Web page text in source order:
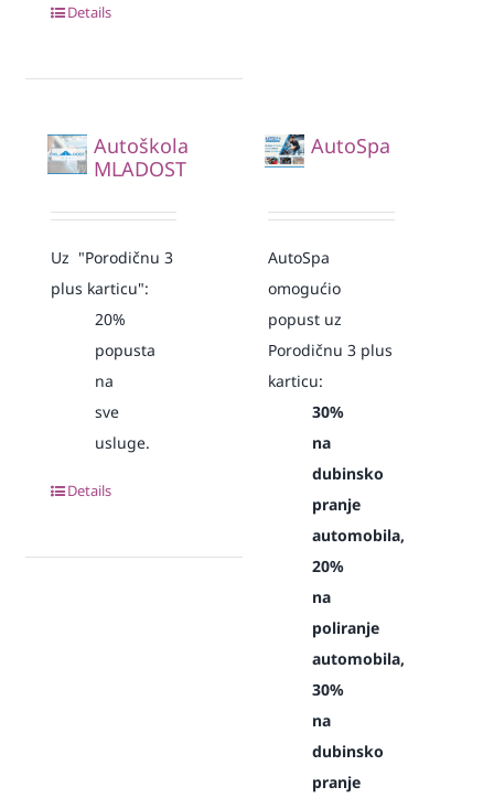
Details
Autoškola
MLADOST
Uz "Porodičnu 3
plus karticu":
20%
popusta
na
sve
usluge.
Details
AutoSpa
AutoSpa
omogućio
popust uz
Porodičnu 3 plus
karticu:
30%
na
dubinsko
pranje
automobila,
20%
na
poliranje
automobila,
30%
na
dubinsko
pranje